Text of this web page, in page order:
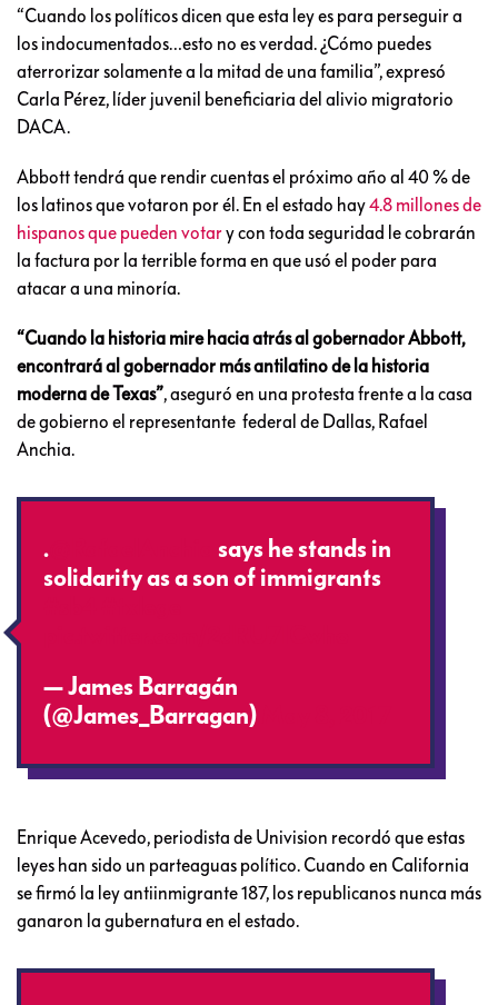
“Cuando los políticos dicen que esta ley es para perseguir a
los indocumentados…esto no es verdad. ¿Cómo puedes
aterrorizar solamente a la mitad de una familia”, expresó
Carla Pérez, líder juvenil beneficiaria del alivio migratorio
DACA.
Abbott tendrá que rendir cuentas el próximo año al 40 % de
los latinos que votaron por él. En el estado hay4.8 millones de
hispanos que pueden votary con toda seguridad le cobrarán
la factura por la terrible forma en que usó el poder para
atacar a una minoría.
“Cuando la historia mire hacia atrás al gobernador Abbott,
encontrará al gobernador más antilatino de la historia
moderna de Texas”, aseguró en una protesta frente a la casa
de gobierno el representante federal de Dallas, Rafael
Anchia.
.
says he stands in
solidarity as a son of immigrants
— James Barragán
(@James_Barragan)
Enrique Acevedo, periodista de Univision recordó que estas
leyes han sido un parteaguas político. Cuando en California
se firmó la ley antiinmigrante 187, los republicanos nunca más
ganaron la gubernatura en el estado.